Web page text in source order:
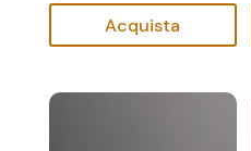
Acquista